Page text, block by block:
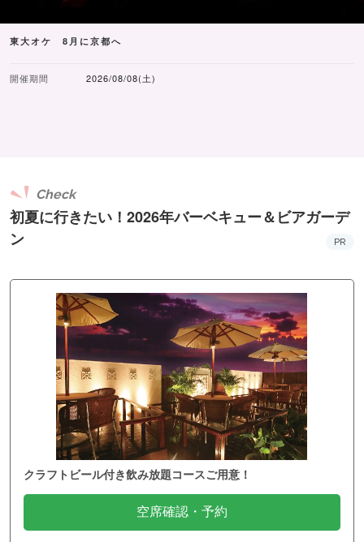
東大オケ 8月に京都へ
開催期間 2026/08/08(土)
初夏に行きたい！2026年バーベキュー＆ビアガーデ
ン
Check
PR
クラフトビール付き飲み放題コースご用意！
空席確認・予約